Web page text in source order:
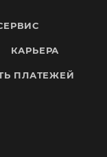
КАРЬЕРА
ПЛАТЕЖЕЙ